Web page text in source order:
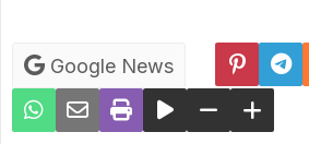
Google News